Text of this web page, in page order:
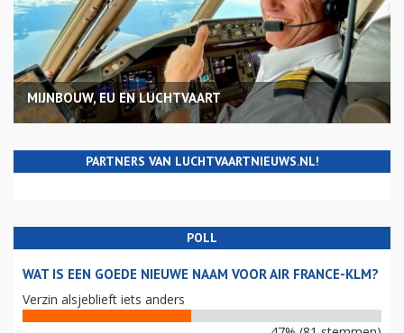
MIJNBOUW, EU EN LUCHTVAART
PARTNERS VAN LUCHTVAARTNIEUWS.NL!
POLL
WAT IS EEN GOEDE NIEUWE NAAM VOOR AIR FRANCE-KLM?
Verzin alsjeblieft iets anders